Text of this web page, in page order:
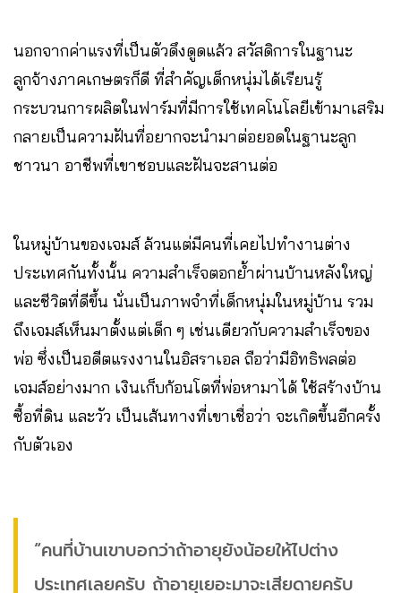
นอกจากค่าแรงที่เป็นตัวดึงดูดแล้ว สวัสดิการในฐานะ
ลูกจ้างภาคเกษตรก็ดี ที่สำคัญเด็กหนุ่มได้เรียนรู้
กระบวนการผลิตในฟาร์มที่มีการใช้เทคโนโลยีเข้ามาเสริม
กลายเป็นความฝันที่อยากจะนำมาต่อยอดในฐานะลูก
ชาวนา อาชีพที่เขาชอบและฝันจะสานต่อ
ในหมู่บ้านของเจมส์ ล้วนแต่มีคนที่เคยไปทำงานต่าง
ประเทศกันทั้งนั้น ความสำเร็จตอกย้ำผ่านบ้านหลังใหญ่
และชีวิตที่ดีขึ้น นั่นเป็นภาพจำที่เด็กหนุ่มในหมู่บ้าน รวม
ถึงเจมส์เห็นมาตั้งแต่เด็ก ๆ เช่นเดียวกับความสำเร็จของ
พ่อ ซึ่งเป็นอดีตแรงงานในอิสราเอล ถือว่ามีอิทธิพลต่อ
เจมส์อย่างมาก เงินเก็บก้อนโตที่พ่อหามาได้ ใช้สร้างบ้าน
ซื้อที่ดิน และวัว เป็นเส้นทางที่เขาเชื่อว่า จะเกิดขึ้นอีกครั้ง
กับตัวเอง
“คนที่บ้านเขาบอกว่าถ้าอายุยังน้อยให้ไปต่าง
ประเทศเลยครับ ถ้าอายุเยอะมาจะเสียดายครับ